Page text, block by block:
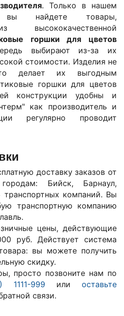
. Только в нашем
вы найдете товары,
высококачественной
горшки для цветов
выбирают из-за их
стоимости. Изделия не
делает их выгодным
горшки для цветов
конструкции удобны и
как производитель и
регулярно проводит
доставку заказов от
Бийск, Барнаул,
компаний. Вы
транспортную компанию
.
цены, действующие
руб. Действует система
вы можете получить
скидку.
просто позвоните нам по
999 или
оставьте
связи.